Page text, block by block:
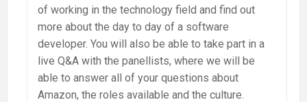
of working in the technology field and find out
more about the day to day of a software
developer. You will also be able to take part in a
live Q&A with the panellists, where we will be
able to answer all of your questions about
Amazon, the roles available and the culture.